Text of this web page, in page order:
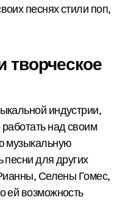
песнях стили поп,
творческое
индустрии,
над своим
музыкальную
песни для других
Селены Гомес,
ей возможность